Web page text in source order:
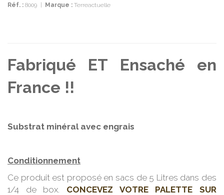
Réf. : 8009 | Marque : Terreactuelle
Fabriqué ET Ensaché en
France !!
Substrat minéral avec engrais
Conditionnement
Ce produit est proposé en sacs de 5 Litres dans des
1/4 de box. CONCEVEZ VOTRE PALETTE SUR